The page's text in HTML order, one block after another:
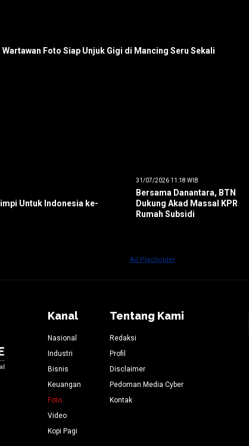
Foto Siap Unjuk Gigi di Mancing Seru Sekali
Untuk Indonesia ke-
31/07/2026 11:18 WIB
Bersama Danantara, BTN
Dukung Akad Massal KPR
Rumah Subsidi
Kanal
Nasional
Industri
Bisnis
Keuangan
Foto
Video
Kopi Pagi
Tentang Kami
Redaksi
Profil
Disclaimer
Pedoman Media Cyber
Kontak